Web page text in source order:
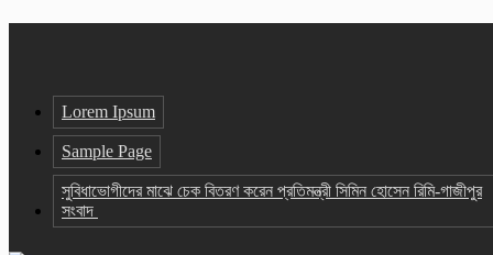
Lorem Ipsum
Sample Page
সুবিধাভোগীদের মাঝে চেক বিতরণ করেন প্রতিমন্ত্রী সিমিন হোসেন রিমি-গাজীপুর
সংবাদ